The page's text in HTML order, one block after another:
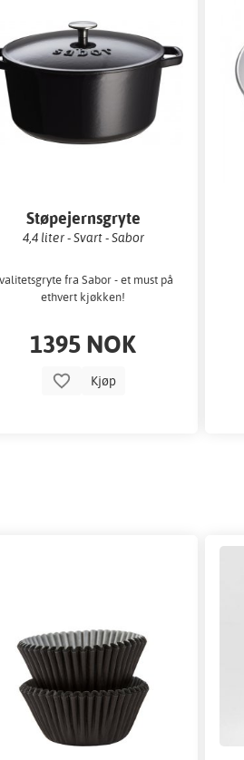
Støpejernsgryte
4,4 liter - Svart - Sabor
fra Sabor - et must på
ethvert kjøkken!
1395 NOK
Kjøp